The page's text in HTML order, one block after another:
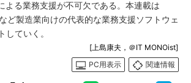
よる業務支援が不可欠である。本連載は
ど製造業向けの代表的な業務支援ソフトウェ
していく。
[上島康夫，＠IT MONOist]
PC用表示
関連情報